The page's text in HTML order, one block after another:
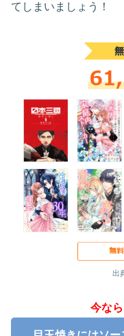
てしまいましょう！
出
今な